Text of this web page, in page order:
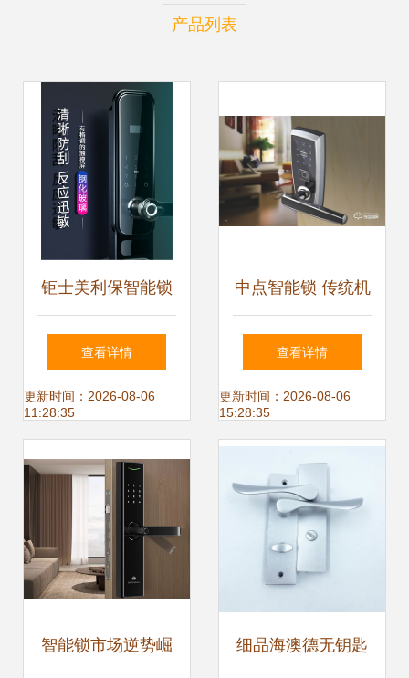
产品列表
钜士美利保智能锁
JS860评测 机械与
智能的完美融合
查看详情
更新时间：2026-08-06
11:28:35
中点智能锁 传统机
械门锁遇上现代智
能科技
查看详情
更新时间：2026-08-06
15:28:35
智能锁市场逆势崛 细品海澳德无钥匙